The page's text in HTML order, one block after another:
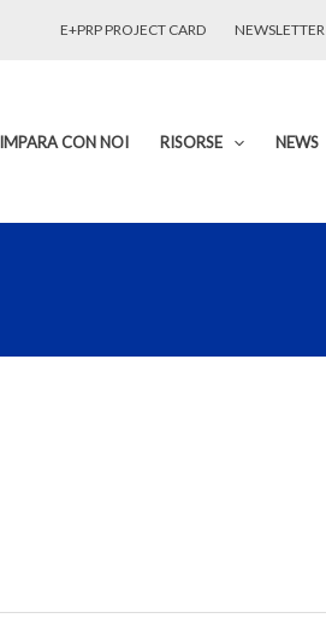
E+PRP PROJECT CARD NEWSLETTER
IMPARA CON NOI RISORSE NEWS